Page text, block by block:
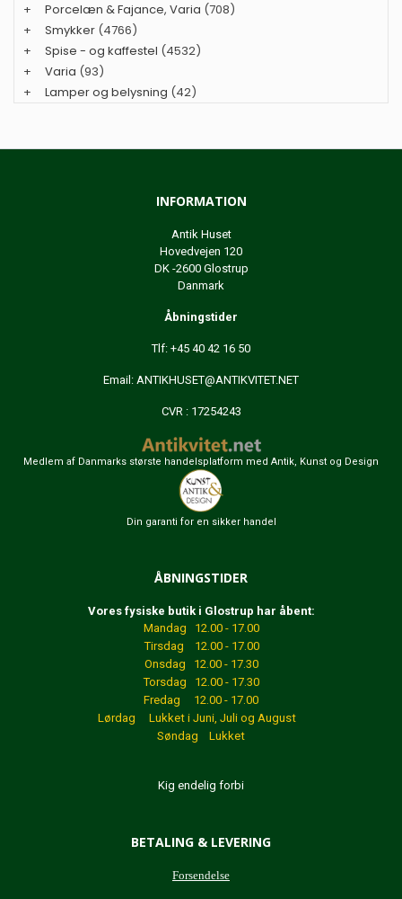
+
Porcelæn & Fajance, Varia (708)
+
Smykker (4766)
+
Spise - og kaffestel (4532)
+
Varia (93)
+
Lamper og belysning (42)
INFORMATION
Antik Huset
Hovedvejen 120
DK -2600 Glostrup
Danmark
Åbningstider
Tlf: +45 40 42 16 50
Email: ANTIKHUSET@ANTIKVITET.NET
CVR : 17254243
Medlem af Danmarks største handelsplatform med Antik, Kunst og Design
Din garanti for en sikker handel
ÅBNINGSTIDER
Vores fysiske butik i Glostrup har åbent:
Mandag 12.00 - 17.00
Tirsdag 12.00 - 17.00
Onsdag 12.00 - 17.30
Torsdag 12.00 - 17.30
Fredag 12.00 - 17.00
Lørdag Lukket i Juni, Juli og August
Søndag Lukket
Kig endelig forbi
BETALING & LEVERING
Forsendelse